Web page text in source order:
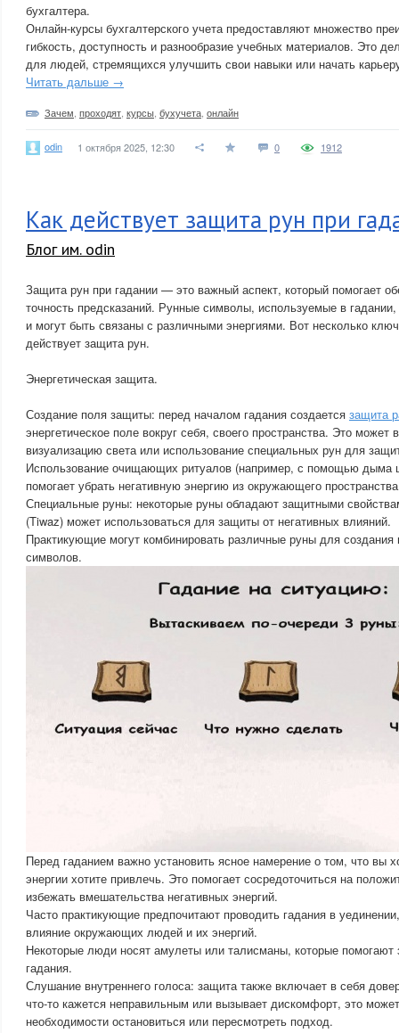
бухгалтера.
Онлайн-курсы бухгалтерского учета предоставляют множество
гибкость, доступность и разнообразие учебных материалов. Это
для людей, стремящихся улучшить свои навыки или начать
Читать дальше →
Зачем проходят курсы бухучета онлайн
odin 1 октября 2025, 12:30 0 1912
Как действует защита рун при
Блог им. odin
Защита рун при гадании — это важный аспект, который помогает
точность предсказаний. Рунные символы, используемые в
и могут быть связаны с различными энергиями. Вот несколько
действует защита рун.
Энергетическая защита.
Создание поля защиты: перед началом гадания создается защита
энергетическое поле вокруг себя, своего пространства. Это может
визуализацию света или использование специальных рун для
Использование очищающих ритуалов (например, с помощью дыма
помогает убрать негативную энергию из окружающего
Специальные руны: некоторые руны обладают защитными
(Tiwaz) может использоваться для защиты от негативных влияний.
Практикующие могут комбинировать различные руны для
символов.
Перед гаданием важно установить ясное намерение о том, что вы
энергии хотите привлечь. Это помогает сосредоточиться на
избежать вмешательства негативных энергий.
Часто практикующие предпочитают проводить гадания в
влияние окружающих людей и их энергий.
Некоторые люди носят амулеты или талисманы, которые
гадания.
Слушание внутреннего голоса: защита также включает в себя
что-то кажется неправильным или вызывает дискомфорт, это
необходимости остановиться или пересмотреть подход.